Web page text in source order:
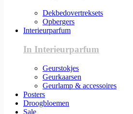
Dekbedovertreksets
Opbergers
Interieurparfum
In Interieurparfum
Geurstokjes
Geurkaarsen
Geurlamp & accessoires
Posters
Droogbloemen
Sale